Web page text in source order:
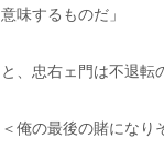
意味するものだ」
と、忠右ェ門は不退転
＜俺の最後の賭になり